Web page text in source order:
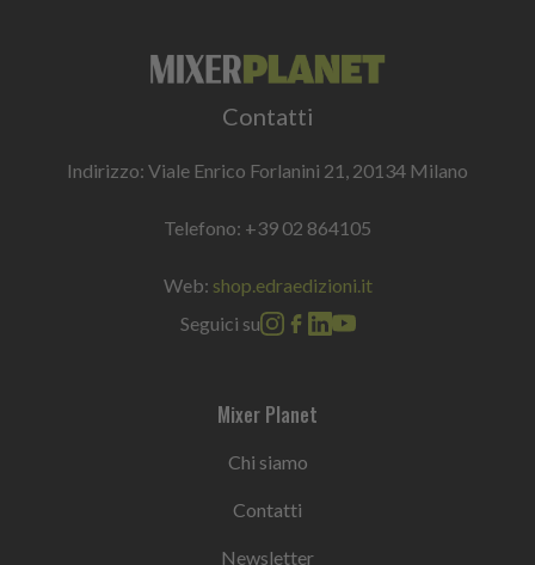
Contatti
Indirizzo: Viale Enrico Forlanini 21, 20134 Milano
Telefono: +39 02 864105
Web: shop.edraedizioni.it
Seguici su
Mixer Planet
Chi siamo
Contatti
Newsletter